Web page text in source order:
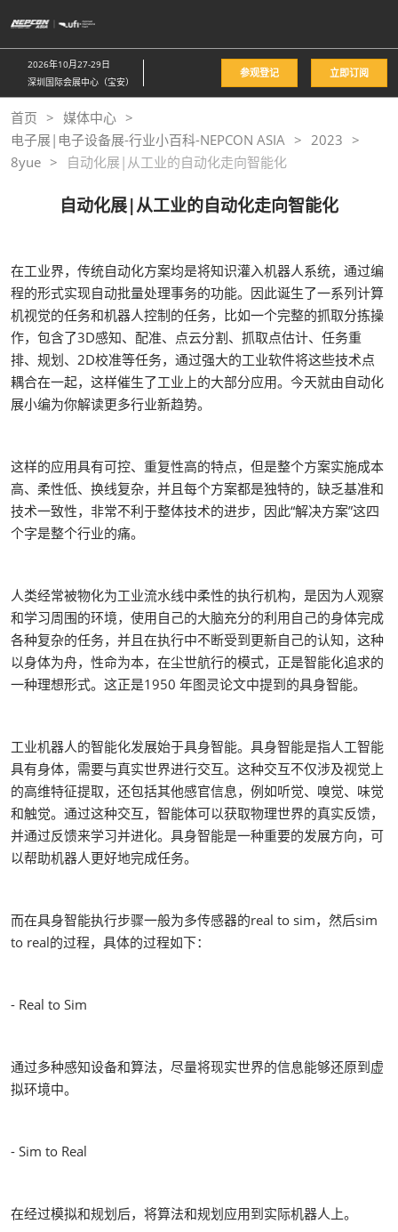
接
跳
至
内
容
2026年10月27-29日
深圳国际会展中心（宝安）
参观登记 立即订阅
首页
媒体中心
电子展|电子设备展-行业小百科-NEPCON ASIA
2023
8yue
自动化展|从工业的自动化走向智能化
自动化展|从工业的自动化走向智能化
在工业界，传统自动化方案均是将知识灌入机器人系统，通过编
程的形式实现自动批量处理事务的功能。因此诞生了一系列计算
机视觉的任务和机器人控制的任务，比如一个完整的抓取分拣操
作，包含了3D感知、配准、点云分割、抓取点估计、任务重
排、规划、2D校准等任务，通过强大的工业软件将这些技术点
耦合在一起，这样催生了工业上的大部分应用。今天就由自动化
展小编为你解读更多行业新趋势。
这样的应用具有可控、重复性高的特点，但是整个方案实施成本
高、柔性低、换线复杂，并且每个方案都是独特的，缺乏基准和
技术一致性，非常不利于整体技术的进步，因此“解决方案”这四
个字是整个行业的痛。
人类经常被物化为工业流水线中柔性的执行机构，是因为人观察
和学习周围的环境，使用自己的大脑充分的利用自己的身体完成
各种复杂的任务，并且在执行中不断受到更新自己的认知，这种
以身体为舟，性命为本，在尘世航行的模式，正是智能化追求的
一种理想形式。这正是1950 年图灵论文中提到的具身智能。
工业机器人的智能化发展始于具身智能。具身智能是指人工智能
具有身体，需要与真实世界进行交互。这种交互不仅涉及视觉上
的高维特征提取，还包括其他感官信息，例如听觉、嗅觉、味觉
和触觉。通过这种交互，智能体可以获取物理世界的真实反馈，
并通过反馈来学习并进化。具身智能是一种重要的发展方向，可
以帮助机器人更好地完成任务。
而在具身智能执行步骤一般为多传感器的real to sim，然后sim
to real的过程，具体的过程如下：
- Real to Sim
通过多种感知设备和算法，尽量将现实世界的信息能够还原到虚
拟环境中。
- Sim to Real
在经过模拟和规划后，将算法和规划应用到实际机器人上。